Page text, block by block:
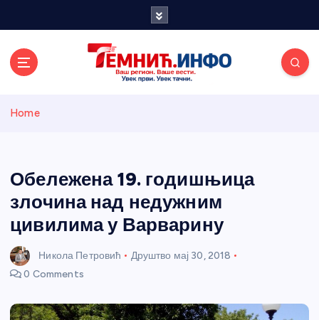
и портал
Home
Обележена 19. годишњица
злочина над недужним
цивилима у Варварину
Никола Петровић Друштво мај 30, 2018
0 Comments